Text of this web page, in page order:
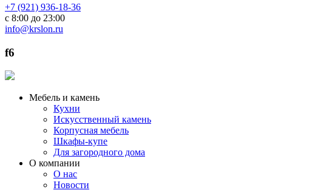
+7 (921) 936-18-36
с 8:00 до 23:00
info@krslon.ru
f6
Мебель и камень
Кухни
Искусственный камень
Корпусная мебель
Шкафы-купе
Для загородного дома
О компании
О нас
Новости